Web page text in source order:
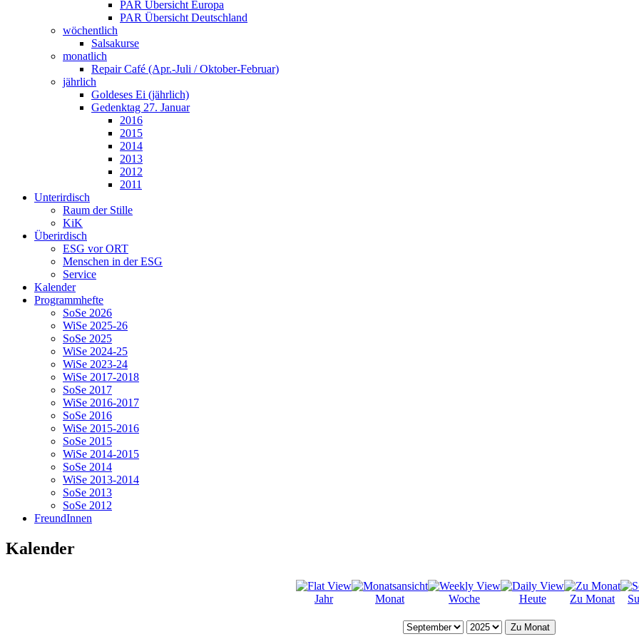
PAR Übersicht Europa
PAR Übersicht Deutschland
wöchentlich
Salsakurse
monatlich
Repair Café (Apr.-Juli / Oktober-Februar)
jährlich
Goldeses Ei (jährlich)
Gedenktag 27. Januar
2016
2015
2014
2013
2012
2011
Unterirdisch
Raum der Stille
KiK
Überirdisch
ESG vor ORT
Menschen in der ESG
Service
Kalender
Programmhefte
SoSe 2026
WiSe 2025-26
SoSe 2025
WiSe 2024-25
WiSe 2023-24
WiSe 2017-2018
SoSe 2017
WiSe 2016-2017
SoSe 2016
WiSe 2015-2016
SoSe 2015
WiSe 2014-2015
SoSe 2014
WiSe 2013-2014
SoSe 2013
SoSe 2012
FreundInnen
Kalender
Jahr Monat Woche Heute Zu Monat
Zu Monat